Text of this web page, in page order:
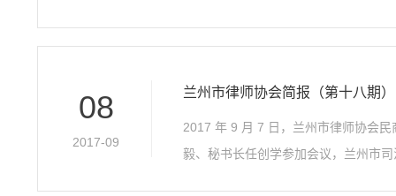
08
2017-09
兰州市律师协会简报（第十八期）
2017 年 9 月 7 日，兰州市律师协会
毅、秘书长任创学参加会议，兰州市